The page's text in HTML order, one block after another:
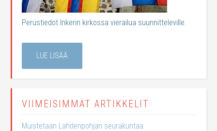
Perustiedot Inkerin kirkossa vierailua suunnitteleville.
LUE LISÄÄ
VIIMEISIMMÄT ARTIKKELIT
Muistetaan Lahdenpohjan seurakuntaa